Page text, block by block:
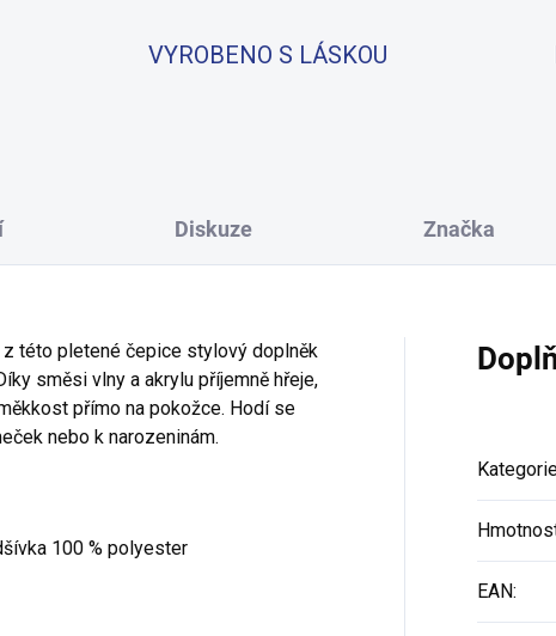
VYROBENO S LÁSKOU
Diskuze Značka
této pletené čepice stylový doplněk
směsi vlny a akrylu příjemně hřeje,
přímo na pokožce. Hodí se
nebo k narozeninám.
100 % polyester
EAN: